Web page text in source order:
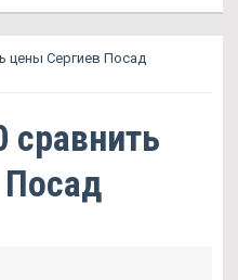
цены Сергиев Посад
сравнить